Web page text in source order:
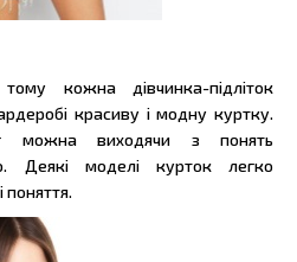
кожна дівчинка-підліток
красиву і модну куртку.
можна виходячи з понять
Деякі моделі курток легко
поняття.